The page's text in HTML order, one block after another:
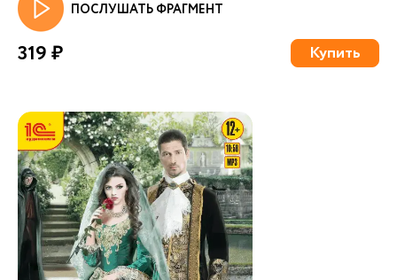
ПОСЛУШАТЬ ФРАГМЕНТ
319 ₽ Купить